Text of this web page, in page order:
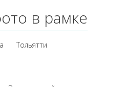
в рамке
Тольятти